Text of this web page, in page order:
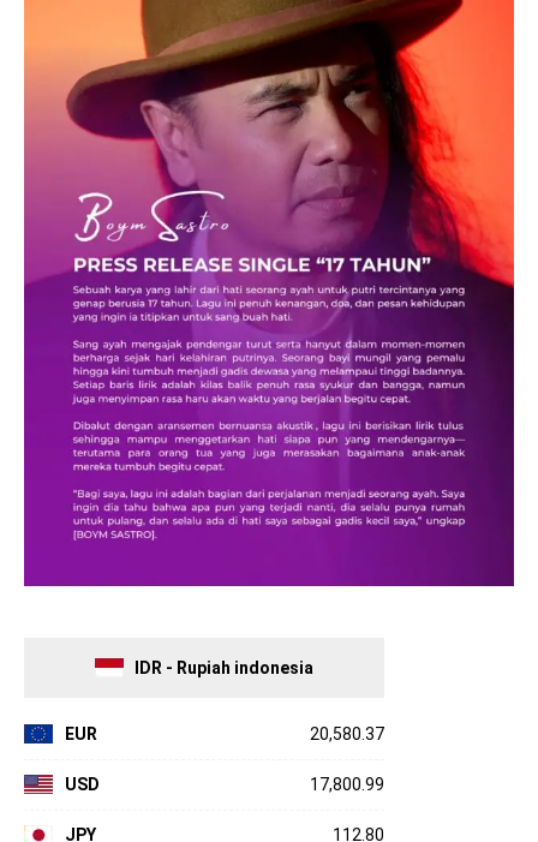
IDR - Rupiah indonesia
EUR 20,580.37
USD 17,800.99
JPY 112.80